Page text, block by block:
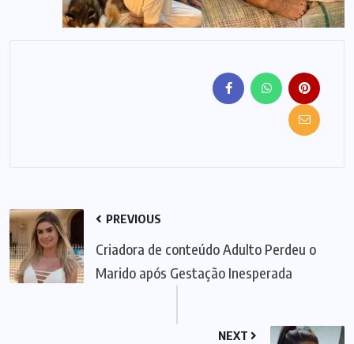
PREVIOUS
Criadora de conteúdo Adulto Perdeu o
Marido após Gestação Inesperada
NEXT